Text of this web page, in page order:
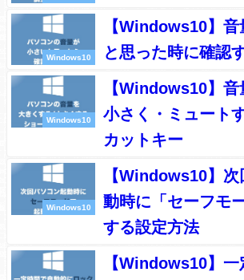
Windows10
【Windows10】音
と思った時に確認
Windows10
【Windows10】音
小さく・ミュート
カットキー
Windows10
【Windows10】
動時に「セーフモ
する設定方法
【Windows10】